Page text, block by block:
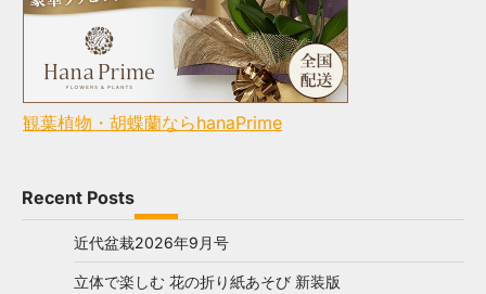
観葉植物・胡蝶蘭ならhanaPrime
Recent Posts
近代盆栽2026年9月号
立体で楽しむ 花の折り紙あそび 新装版